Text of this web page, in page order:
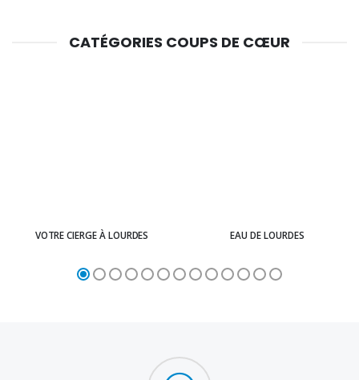
CATÉGORIES COUPS DE CŒUR
VOTRE CIERGE À LOURDES EAU DE LOURDES